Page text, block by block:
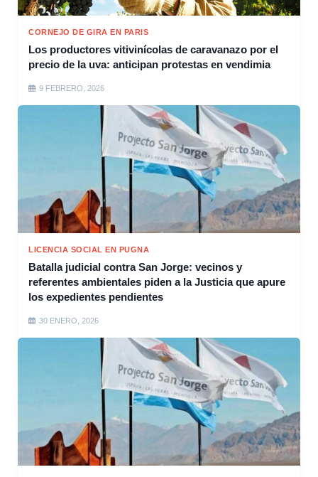
CORNEJO DE GIRA EN PARIS
Los productores vitivinícolas de caravanazo por el
precio de la uva: anticipan protestas en vendimia
9 FEBRERO, 2026
LICENCIA SOCIAL EN PUGNA
Batalla judicial contra San Jorge: vecinos y
referentes ambientales piden a la Justicia que apure
los expedientes pendientes
30 ENERO, 2026